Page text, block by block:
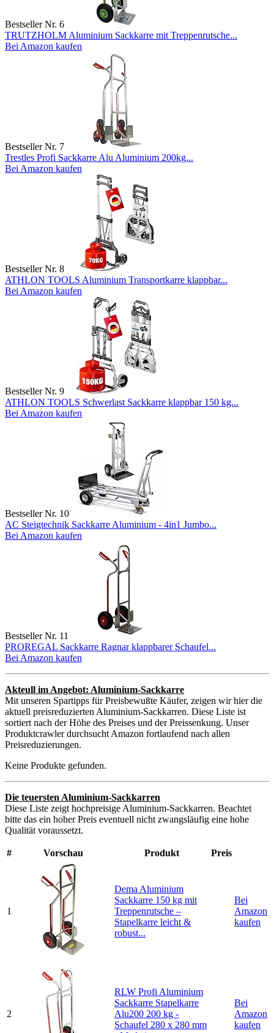
Bestseller Nr. 6
TRUTZHOLM Aluminium Sackkarre mit Treppenrutsche...
Bei Amazon kaufen
Bestseller Nr. 7
Trestles Profi Sackkarre Alu Aluminium 200kg...
Bei Amazon kaufen
Bestseller Nr. 8
ATHLON TOOLS Aluminium Transportkarre klappbar...
Bei Amazon kaufen
Bestseller Nr. 9
ATHLON TOOLS Schwerlast Sackkarre klappbar 150 kg...
Bei Amazon kaufen
Bestseller Nr. 10
AC Steigtechnik Sackkarre Aluminium - 4in1 Jumbo...
Bei Amazon kaufen
Bestseller Nr. 11
PROREGAL Sackkarre Ragnar klappbarer Schaufel...
Bei Amazon kaufen
Akteull im Angebot: Aluminium-Sackkarre
Mit unseren Spartipps für Preisbewußte Käufer, zeigen wir hier die
aktuell preisreduzierten Aluminium-Sackkarren. Diese Liste ist
sortiert nach der Höhe des Preises und der Preissenkung. Unser
Produktcrawler durchsucht Amazon fortlaufend nach allen
Preisreduzierungen.
Keine Produkte gefunden.
Die teuersten Aluminium-Sackkarren
Diese Liste zeigt hochpreisige Aluminium-Sackkarren. Beachtet
bitte das ein hoher Preis eventuell nicht zwangsläufig eine hohe
Qualität voraussetzt.
# Vorschau Produkt Preis
1
Dema Aluminium
Sackkarre 150 kg mit
Treppenrutsche –
Stapelkarre leicht &
robust...
Bei
Amazon
kaufen
2
RLW Profi Aluminium
Sackkarre Stapelkarre
Alu200 200 kg -
Schaufel 280 x 280 mm
Bei
Amazon
kaufen